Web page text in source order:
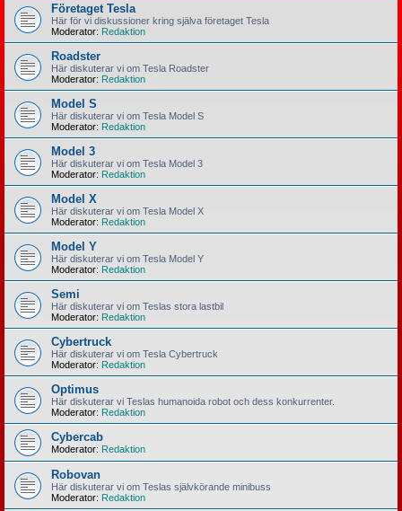
Företaget Tesla
Här för vi diskussioner kring själva företaget Tesla
Moderator: Redaktion
Roadster
Här diskuterar vi om Tesla Roadster
Moderator: Redaktion
Model S
Här diskuterar vi om Tesla Model S
Moderator: Redaktion
Model 3
Här diskuterar vi om Tesla Model 3
Moderator: Redaktion
Model X
Här diskuterar vi om Tesla Model X
Moderator: Redaktion
Model Y
Här diskuterar vi om Tesla Model Y
Moderator: Redaktion
Semi
Här diskuterar vi om Teslas stora lastbil
Moderator: Redaktion
Cybertruck
Här diskuterar vi om Tesla Cybertruck
Moderator: Redaktion
Optimus
Här diskuterar vi Teslas humanoida robot och dess konkurrenter.
Moderator: Redaktion
Cybercab
Moderator: Redaktion
Robovan
Här diskuterar vi om Teslas självkörande minibuss
Moderator: Redaktion